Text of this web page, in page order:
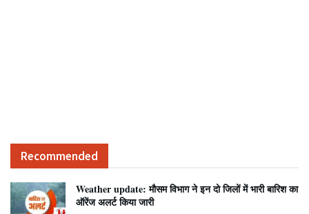
Recommended
Weather update: मौसम विभाग ने इन दो जिलों में भारी बारिश का
ऑरेंज अलर्ट किया जारी